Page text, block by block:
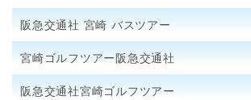
阪急交通社 宮崎 バスツアー
宮崎ゴルフツアー阪急交通社
阪急交通社宮崎ゴルフツアー